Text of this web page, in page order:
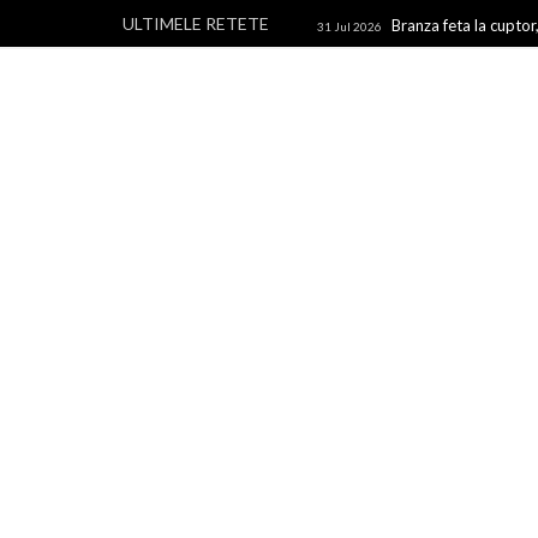
ULTIMELE RETETE 31 Jul 2026 Branza feta la